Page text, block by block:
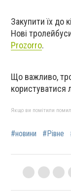
Закупити їх до
Нові
Prozorro.
Що важливо,
користуватися
Якщо ви помітили
#новини #Рівне